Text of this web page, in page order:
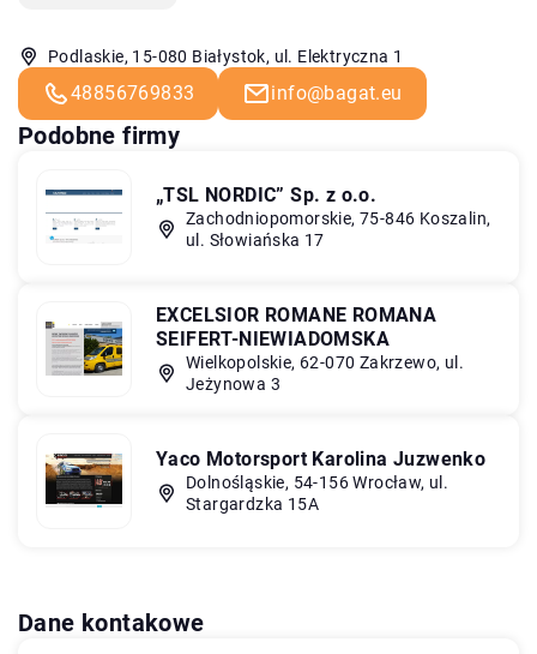
Podlaskie, 15-080 Białystok, ul. Elektryczna 1
48856769833 info@bagat.eu
Podobne firmy
„TSL NORDIC” Sp. z o.o.
Zachodniopomorskie, 75-846 Koszalin,
ul. Słowiańska 17
EXCELSIOR ROMANE ROMANA
SEIFERT-NIEWIADOMSKA
Wielkopolskie, 62-070 Zakrzewo, ul.
Jeżynowa 3
Yaco Motorsport Karolina Juzwenko
Dolnośląskie, 54-156 Wrocław, ul.
Stargardzka 15A
Dane kontakowe